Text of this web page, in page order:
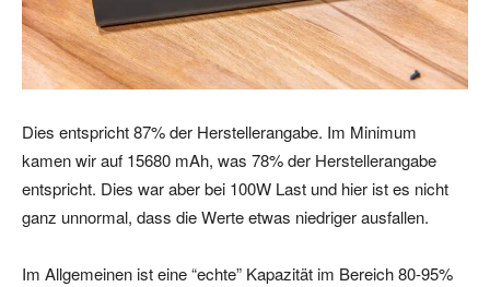
Dies entspricht 87% der Herstellerangabe. Im Minimum
kamen wir auf 15680 mAh, was 78% der Herstellerangabe
entspricht. Dies war aber bei 100W Last und hier ist es nicht
ganz unnormal, dass die Werte etwas niedriger ausfallen.
Im Allgemeinen ist eine “echte” Kapazität im Bereich 80-95%